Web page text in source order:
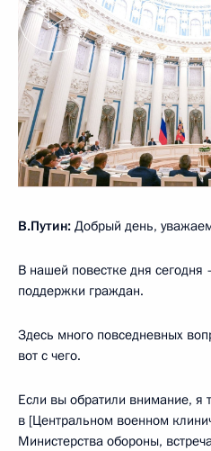
В.Путин: Добрый день,
В нашей повестке дня
поддержки граждан.
Здесь много повседневных
вот с чего.
Если вы обратили внимание, я
в [Центральном военном
Министерства обороны,